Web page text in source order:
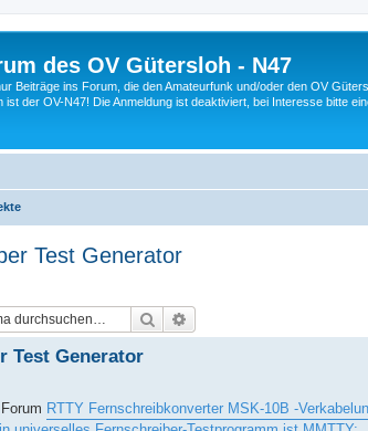
des OV Gütersloh - N47
Beiträge ins Forum, die den Amateurfunk und/oder den OV
ist der OV-N47! Die Anmeldung ist deaktiviert, bei Interesse bitte
Test Generator
Suche
Test Generator
RTTY Fernschreibkonverter MSK-10B -